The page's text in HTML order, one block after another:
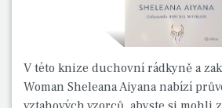
V této knize duchovní rádkyně a
Woman Sheleana Aiyana nabízí